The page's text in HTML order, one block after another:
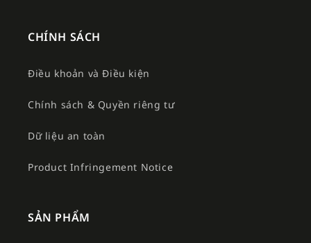
CHÍNH SÁCH
Điều khoản và Điều kiện
Chính sách & Quyền riêng tư
Dữ liệu an toàn
Product Infringement Notice
SẢN PHẨM